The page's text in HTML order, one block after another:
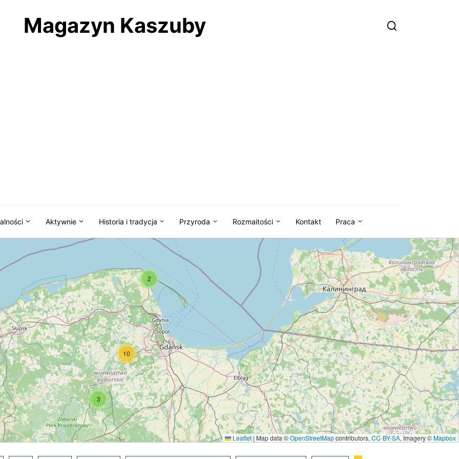
Magazyn Kaszuby
Aktywnie Historia i tradycja Przyroda Rozmaitości Kontakt Praca
3
10
2
3
Leaflet | Map data ©OpenStreetMapcontributors,CC-BY-SA, Imagery ©Mapbox